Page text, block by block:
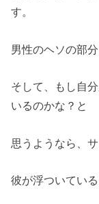
す。
男性のヘソの部
そして、もし自
いるのかな？と
思うようなら、
彼が浮ついてい